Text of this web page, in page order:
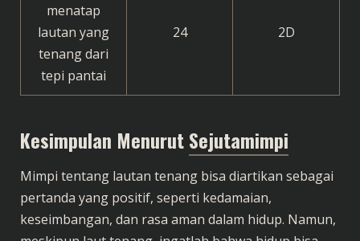
menatap
lautan yang
tenang dari
tepi pantai
24 2D
Kesimpulan MenurutSejutamimpi
Mimpi tentang lautan tenang bisa diartikan sebagai
pertanda yang positif, seperti kedamaian,
keseimbangan, dan rasa aman dalam hidup. Namun,